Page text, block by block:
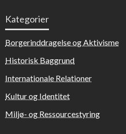
Kategorier
Borgerinddragelse og Aktivisme
Historisk Baggrund
Internationale Relationer
Kultur og Identitet
Miljø- og Ressourcestyring